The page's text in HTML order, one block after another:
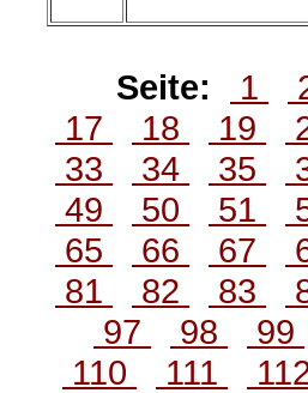
Seite: 1
17
18 19
33
34 35
49
50 51
65
66 67
81
82 83
97
98
99
110
111